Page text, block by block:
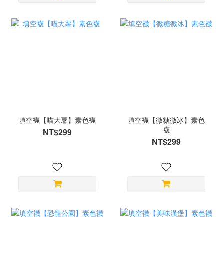
填空襪【喵大薯】素色襪
NT$299
填空襪【微糖微冰】素色
襪
NT$299